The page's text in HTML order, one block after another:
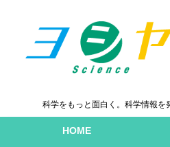
科学をもっと面白く。科学情報を
HOME